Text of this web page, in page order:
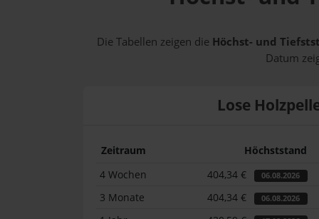
Die Tabellen zeigen die Höchst- und
Datum
Lose
Zeitraum Höchststand
4 Wochen
404,34 € 06.08.2026
3 Monate 404,34 € 06.08.2026